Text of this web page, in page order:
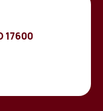
17600